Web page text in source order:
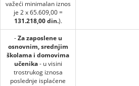
važeći minimalan iznos
je 2 x 65.609,00 =
131.218,00 din.).
-Za zaposlene u
osnovnim, srednjim
školama i domovima
učenika- u visini
trostrukog iznosa
poslednje isplaćene